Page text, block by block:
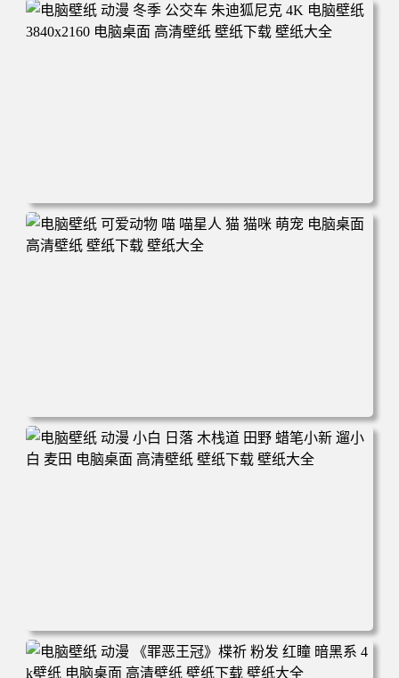
高清壁纸 壁纸下载 壁纸大全
电脑壁纸 动漫 冬季 公交车 朱迪狐尼克 4K 电脑壁纸 3840x2
160 电脑桌面 高清壁纸 壁纸下载 壁纸大全
电脑壁纸 可爱动物 喵 喵星人 猫 猫咪 萌宠 电脑桌面 高清壁
纸 壁纸下载 壁纸大全
电脑壁纸 动漫 小白 日落 木栈道 田野 蜡笔小新 遛小白 麦田
电脑桌面 高清壁纸 壁纸下载 壁纸大全